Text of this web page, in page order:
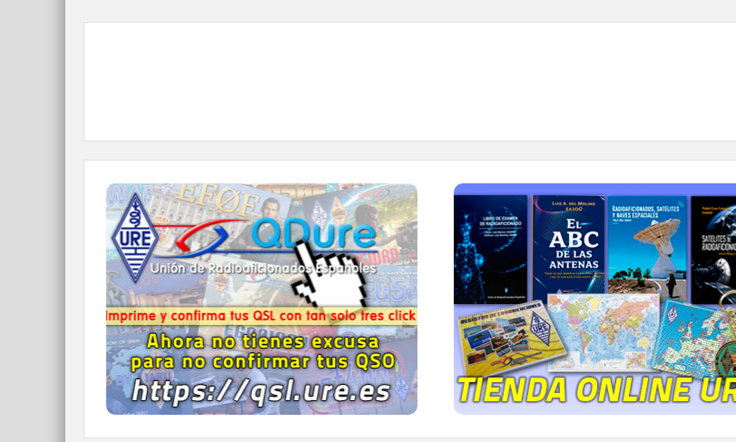
QDURE - https://qsl.ure.es
Imprime y confirma tus QSL en tan solo tres
click.
Nunca fue tan fácil y cómodo
el confirmar tus contactos.
IR A QDURE
TIENDA ONLINE URE
Publicaciones, mapas, polos, camisetas,
gorras, tazas, forros polares y mucho
IR A LA TIENDA DE URE